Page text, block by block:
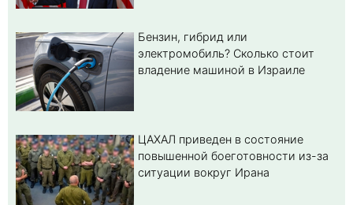
Бензин, гибрид или
электромобиль? Cколько стоит
владение машиной в Израиле
ЦАХАЛ приведен в состояние
повышенной боеготовности из-за
ситуации вокруг Ирана